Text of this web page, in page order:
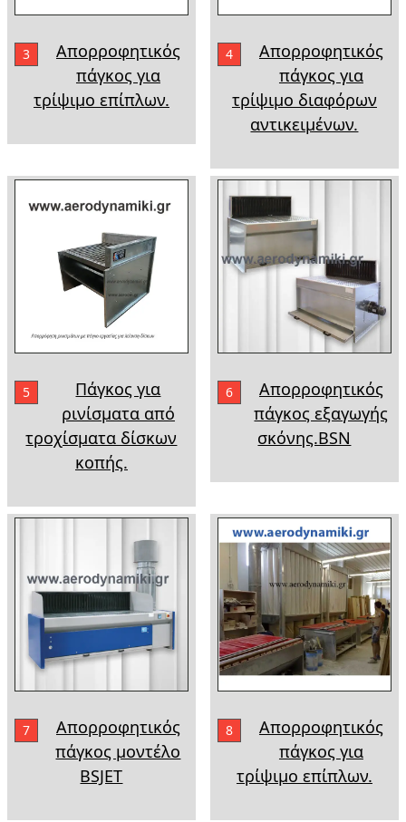
3
Απορροφητικός
πάγκος για
τρίψιμο επίπλων.
4
Απορροφητικός
πάγκος για
τρίψιμο διαφόρων
αντικειμένων.
5
Πάγκος για
ρινίσματα από
τροχίσματα δίσκων
κοπής.
6
Απορροφητικός
πάγκος εξαγωγής
σκόνης.BSN
7
Απορροφητικός
πάγκος μοντέλο
BSJET
8
Απορροφητικός
πάγκος για
τρίψιμο επίπλων.